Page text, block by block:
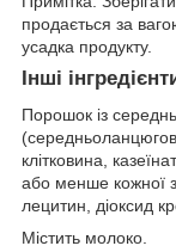
продається за
усадка продукту.
Інші
Порошок із
клітковина,
або менше кожної
лецитин, діоксид
Містить молоко.